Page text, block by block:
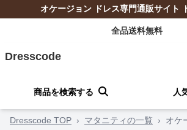
オケージョン ドレス専門通販サイト
全品送料無料
Dresscode
商品を検索する 人
Dresscode TOP › マタニティの一覧 › オケ